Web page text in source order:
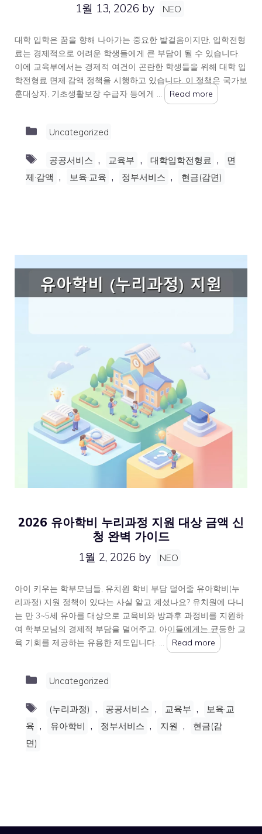
1월 13, 2026 by NEO
대학 입학은 꿈을 향해 나아가는 중요한 발걸음이지만, 입학전형
료는 경제적으로 어려운 학생들에게 큰 부담이 될 수 있습니다.
이에 교육부에서는 경제적 여건이 곤란한 학생들을 위해 대학 입
학전형료 면제·감액 정책을 시행하고 있습니다. 이 정책은 국가보
훈대상자, 기초생활보장 수급자 등에게 …
Read more
Categories
Uncategorized
Tags
공공서비스 , 교육부 , 대학입학전형료 ,
면
제·감액 , 보육·교육 , 정부서비스 , 현금(감면)
2026 유아학비 누리과정 지원 대상 금액 신
청 완벽 가이드
1월 2, 2026 by NEO
아이 키우는 학부모님들, 유치원 학비 부담 덜어줄 유아학비(누
리과정) 지원 정책이 있다는 사실 알고 계셨나요? 유치원에 다니
는 만 3~5세 유아를 대상으로 교육비와 방과후 과정비를 지원하
여 학부모님의 경제적 부담을 덜어주고, 아이들에게는 균등한 교
육 기회를 제공하는 유용한 제도입니다. …
Read more
Categories
Uncategorized
Tags
(누리과정) , 공공서비스 , 교육부 ,
보육·교
육 , 유아학비 , 정부서비스 , 지원 ,
현금(감
면)